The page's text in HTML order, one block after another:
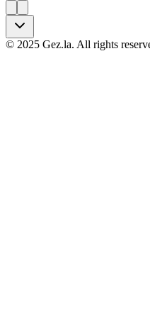
© 2025 Gez.la. All rights